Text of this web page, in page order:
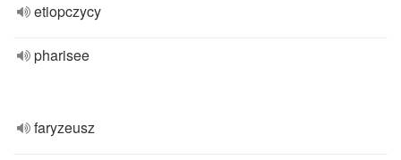
etiopczycy
pharisee
faryzeusz